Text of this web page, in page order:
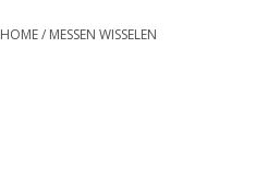
HOME/ MESSEN WISSELEN